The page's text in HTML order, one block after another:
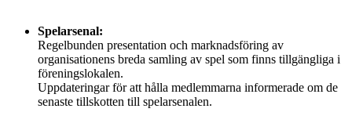
Spelarsenal:
Regelbunden presentation och marknadsföring av
organisationens breda samling av spel som finns tillgängliga i
föreningslokalen.
Uppdateringar för att hålla medlemmarna informerade om de
senaste tillskotten till spelarsenalen.